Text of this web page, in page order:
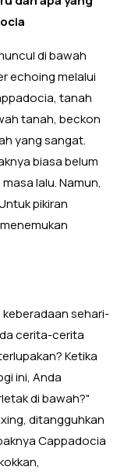
di bawah
echoing melalui
tanah
tanah, beckon
yang sangat.
biasa belum
lalu. Namun,
pikiran
sehari-
cerita-cerita
Ketika
ini, Anda
di bawah?"
ditangguhkan
Cappadocia